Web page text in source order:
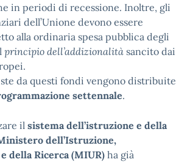
in periodi di recessione. Inoltre, gli
dell’Unione devono essere
alla ordinaria spesa pubblica degli
principio dell’addizionalità sancito dai
da questi fondi vengono distribuite
settennale.
il sistema dell’istruzione e della
dell’Istruzione,
della Ricerca (MIUR) ha già